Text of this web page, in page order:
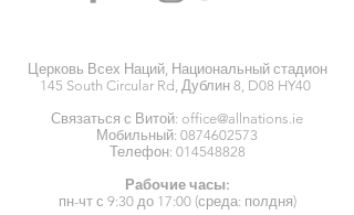
Церковь Всех Наций, Национальный стадион
145 South Circular Rd, Дублин 8, D08 HY40
Связаться с Витой: office@allnations.ie
Мобильный: 0874602573
Телефон: 014548828
Рабочие часы:
пн-чт с 9:30 до 17:00 (среда: полдня)